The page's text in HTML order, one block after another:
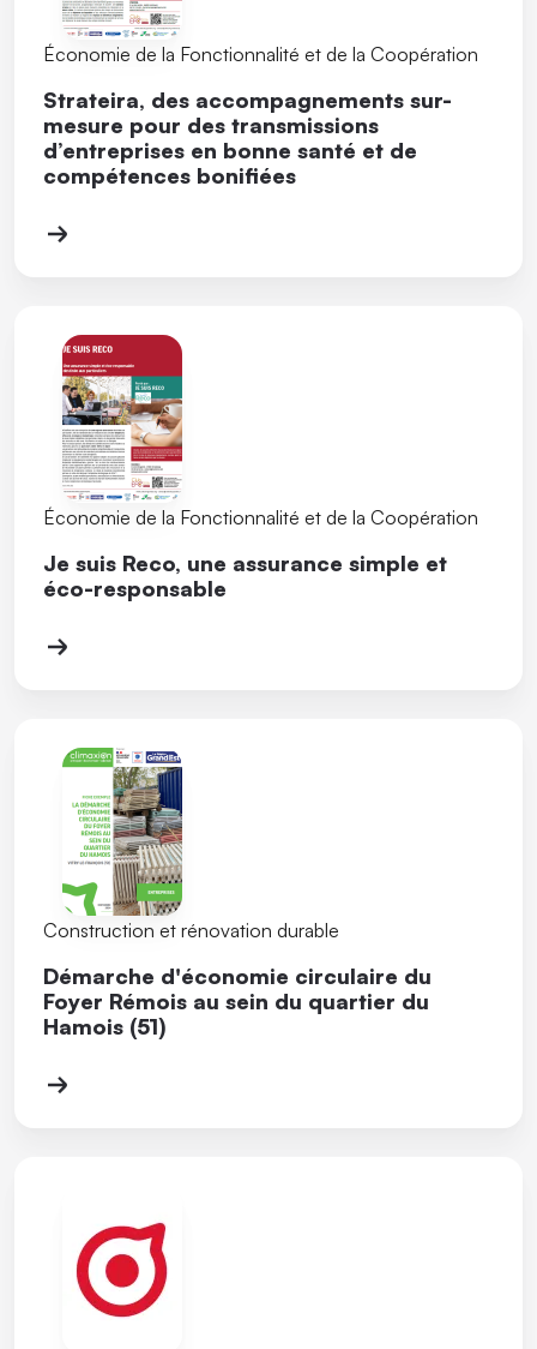
Économie de la Fonctionnalité et de la Coopération
Strateira, des accompagnements sur-
mesure pour des transmissions
d’entreprises en bonne santé et de
compétences bonifiées
Économie de la Fonctionnalité et de la Coopération
Je suis Reco, une assurance simple et
éco-responsable
Construction et rénovation durable
Démarche d'économie circulaire du
Foyer Rémois au sein du quartier du
Hamois (51)